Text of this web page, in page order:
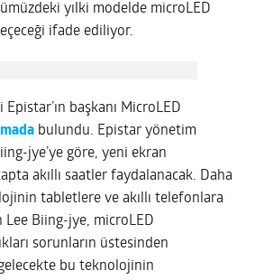
yılki modelde microLED
ifade ediliyor.
Epistar’ın başkanı MicroLED
bulundu. Epistar yönetim
jye’ye göre, yeni ekran
akıllı saatler faydalanacak. Daha
tabletlere ve akıllı telefonlara
Biing-jye, microLED
sorunların üstesinden
bu teknolojinin